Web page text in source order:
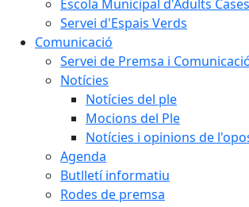
Escola Municipal d'Adults
Servei d'Espais Verds
Comunicació
Servei de Premsa i
Notícies
Notícies del ple
Mocions del Ple
Notícies i opinions de
Agenda
Butlletí informatiu
Rodes de premsa